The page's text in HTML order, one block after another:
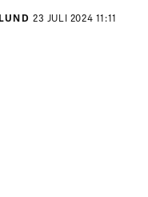
23 JULI 2024 11:11